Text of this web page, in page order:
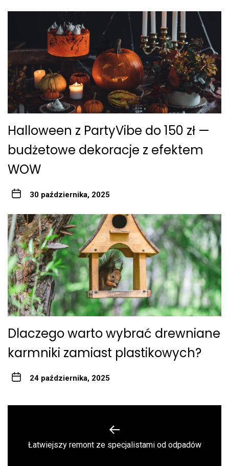
Halloween z PartyVibe do 150 zł —
budżetowe dekoracje z efektem
WOW
30 października, 2025
Dlaczego warto wybrać drewniane
karmniki zamiast plastikowych?
24 października, 2025
Previous
Łatwiejszy remont ze specjalistami od odpadów